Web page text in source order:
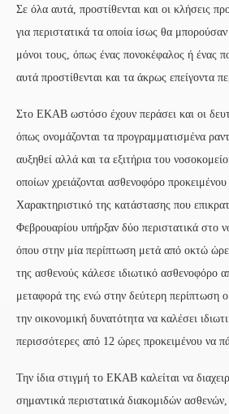
Σε όλα αυτά, προστίθενται και οι κλήσεις
για περιστατικά τα οποία ίσως θα
μόνοι τους, όπως ένας πονοκέφαλος ή ένας
αυτά προστίθενται και τα άκρως επείγοντα
Στο ΕΚΑΒ ωστόσο έχουν περάσει και οι
όπως ονομάζονται τα προγραμματισμένα
αυξηθεί αλλά και τα εξιτήρια του
οποίων χρειάζονται ασθενοφόρο
Χαρακτηριστικό της κατάστασης που
Φεβρουαρίου υπήρξαν δύο περιστατικά στο
όπου στην μία περίπτωση μετά από οκτώ
της ασθενούς κάλεσε ιδιωτικό ασθενοφόρο
μεταφορά της ενώ στην δεύτερη περίπτωση
την οικονομική δυνατότητα να καλέσει
περισσότερες από 12 ώρες προκειμένου να
Την ίδια στιγμή το ΕΚΑΒ καλείται να
σημαντικά περιστατικά διακομιδών